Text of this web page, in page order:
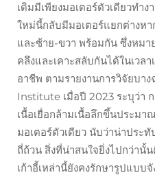
เดิมมีเพียงมอเตอร์ตัวเดียวทำ
ใหม่นี้กลับมีมอเตอร์แยกต่างห
และซ้าย-ขวา พร้อมกัน ซึ่งหมา
คลึงและเคาะสลับกันได้ในเวล
อาชีพ ตามรายงานการวิจัยบา
Institute เมื่อปี 2023 ระบุว่า
เนื้อเยื่อกล้ามเนื้อลึกขึ้นประมา
มอเตอร์ตัวเดียว นับว่าน่าประ
ถี่ถ้วน สิ่งที่น่าสนใจยิ่งไปกว่านั้
เก้าอี้เหล่านี้ยังคงรักษารูปแบบ